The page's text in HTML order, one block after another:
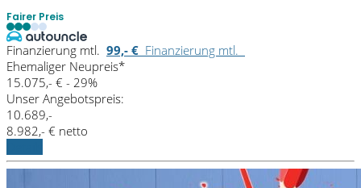
Fairer Preis
Finanzierung mtl. 99,- € Finanzierung mtl.
Ehemaliger Neupreis*
15.075,- € - 29%
Unser Angebotspreis:
10.689,-
8.982,- € netto